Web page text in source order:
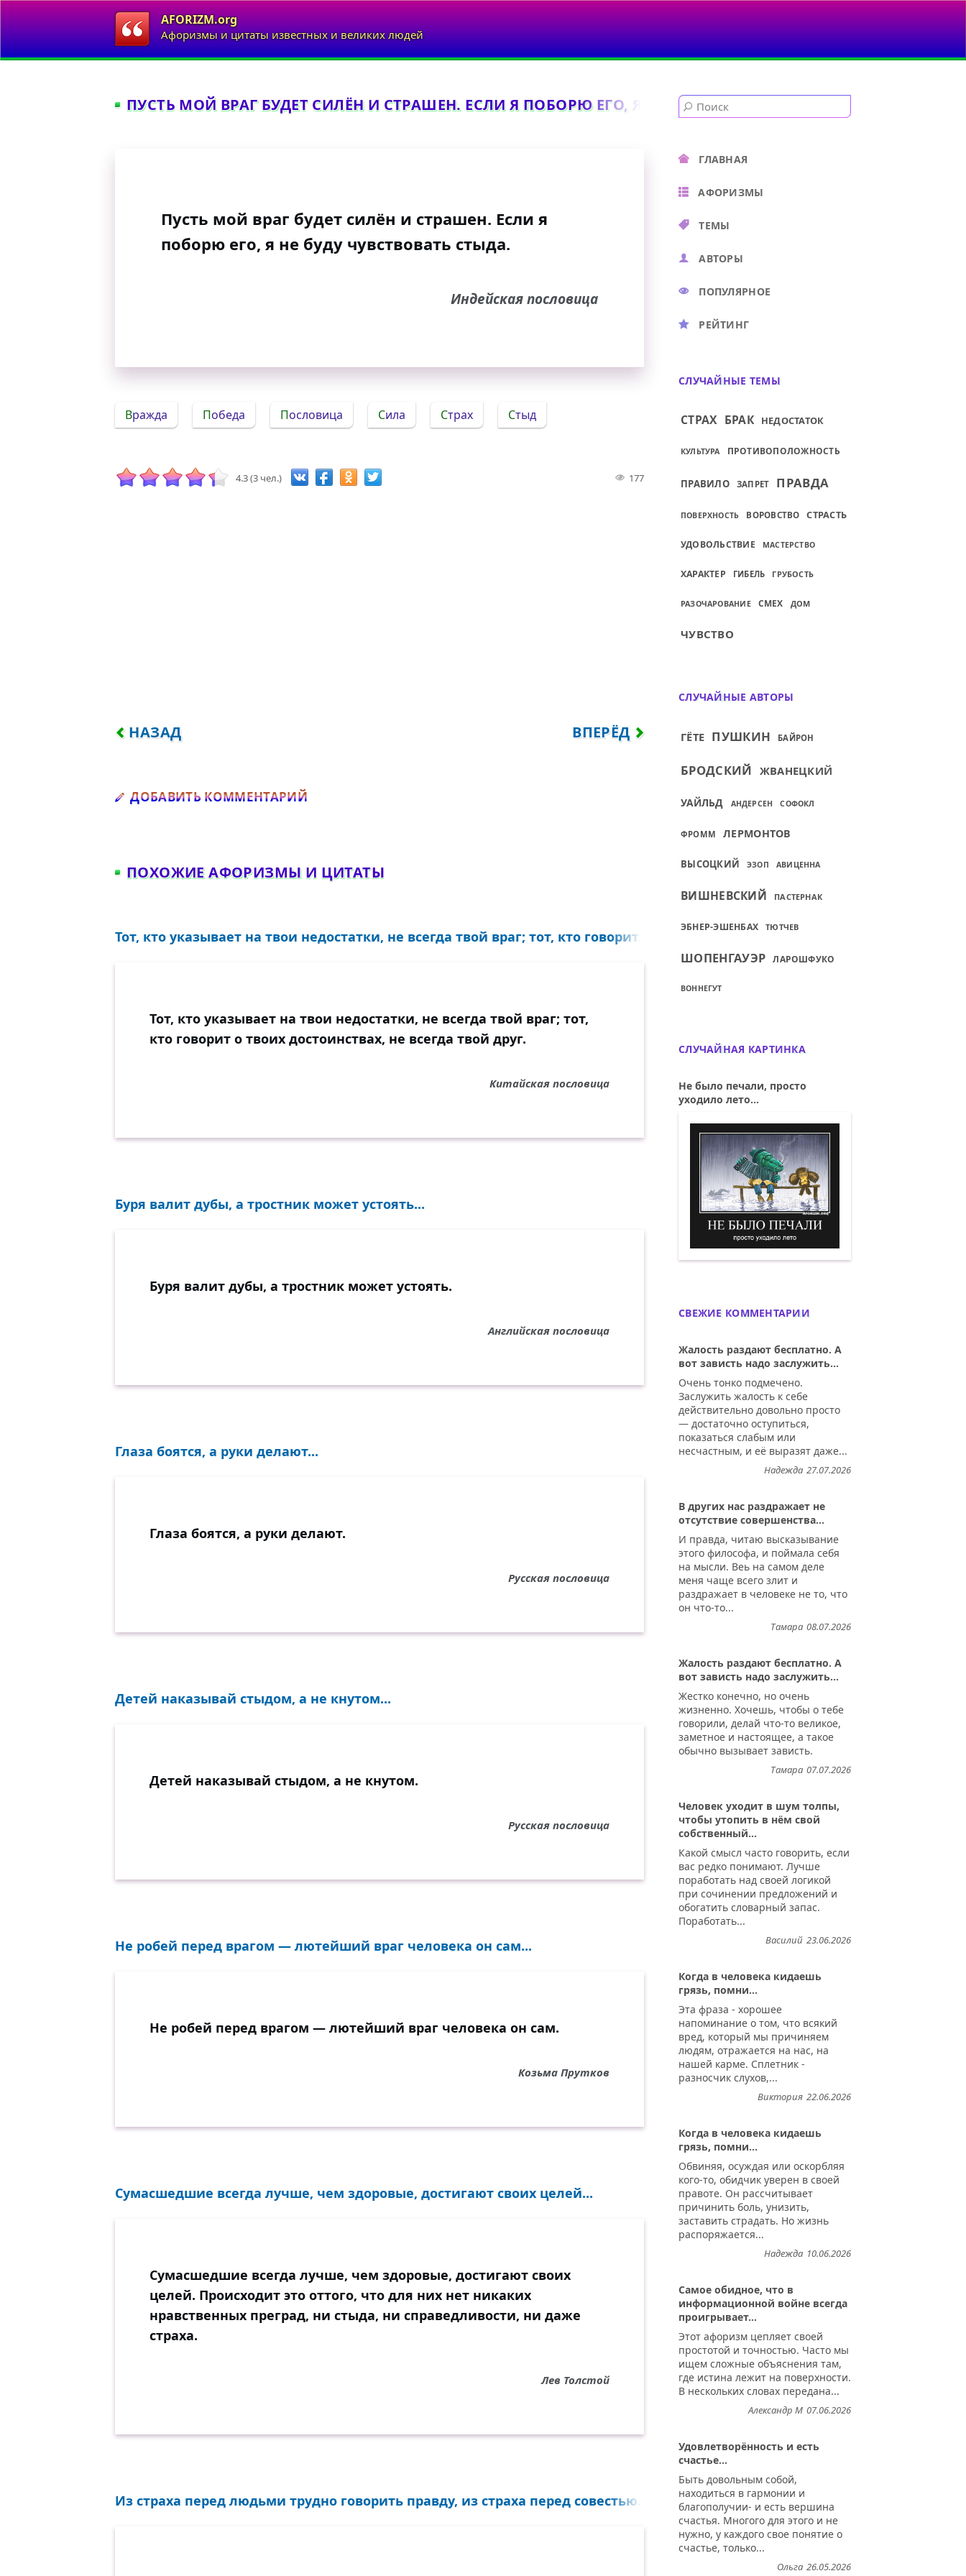
AFORIZM.org
Афоризмы и цитаты известных и великих людей
ПУСТЬ МОЙ ВРАГ БУДЕТ СИЛЁН И СТРАШЕН. ЕСЛИ Я ПОБОРЮ ЕГО, Я НЕ БУДУ...
Пусть мой враг будет силён и страшен. Если я
поборю его, я не буду чувствовать стыда.
Индейская пословица
Вражда Победа Пословица Сила Страх Стыд
4.3 (3 чел.) 177
ПРЕДЫДУЩИЙ: НЕ ПРОТИВОРЕЧАТ ОБЫЧНО ТЕМ, КОГО БОЛЬШЕ ВСЕГО ЛЮБЯТ, И ТЕМ, КОГО...
НАЗАД СЛЕДУЮЩИЙ: СКОЛЬКО ЖЕ НУЖНО МУДРОСТИ,
ВПЕРЁД
ДОБАВИТЬ КОММЕНТАРИЙ
ПОХОЖИЕ АФОРИЗМЫ И ЦИТАТЫ
Тот, кто указывает на твои недостатки, не всегда твой враг; тот, кто говорит...
Тот, кто указывает на твои недостатки, не всегда твой враг; тот,
кто говорит о твоих достоинствах, не всегда твой друг.
Китайская пословица
Буря валит дубы, а тростник может устоять...
Буря валит дубы, а тростник может устоять.
Английская пословица
Глаза боятся, а руки делают...
Глаза боятся, а руки делают.
Русская пословица
Детей наказывай стыдом, а не кнутом...
Детей наказывай стыдом, а не кнутом.
Русская пословица
Не робей перед врагом — лютейший враг человека он сам...
Не робей перед врагом — лютейший враг человека он сам.
Козьма Прутков
Сумасшедшие всегда лучше, чем здоровые, достигают своих целей...
Сумасшедшие всегда лучше, чем здоровые, достигают своих
целей. Происходит это оттого, что для них нет никаких
нравственных преград, ни стыда, ни справедливости, ни даже
страха.
Лев Толстой
Из страха перед людьми трудно говорить правду, из страха перед совестью...
ГЛАВНАЯ
АФОРИЗМЫ
ТЕМЫ
АВТОРЫ
ПОПУЛЯРНОЕ
РЕЙТИНГ
СЛУЧАЙНЫЕ ТЕМЫ
СТРАХ БРАК НЕДОСТАТОК
КУЛЬТУРА ПРОТИВОПОЛОЖНОСТЬ
ПРАВИЛО ЗАПРЕТ ПРАВДА
ПОВЕРХНОСТЬ ВОРОВСТВО СТРАСТЬ
УДОВОЛЬСТВИЕ МАСТЕРСТВО
ХАРАКТЕР ГИБЕЛЬ ГРУБОСТЬ
РАЗОЧАРОВАНИЕ СМЕХ ДОМ
ЧУВСТВО
СЛУЧАЙНЫЕ АВТОРЫ
ГЁТЕ ПУШКИН БАЙРОН
БРОДСКИЙ ЖВАНЕЦКИЙ
УАЙЛЬД АНДЕРСЕН СОФОКЛ
ФРОММ ЛЕРМОНТОВ
ВЫСОЦКИЙ ЭЗОП АВИЦЕННА
ВИШНЕВСКИЙ ПАСТЕРНАК
ЭБНЕР-ЭШЕНБАХ ТЮТЧЕВ
ШОПЕНГАУЭР ЛАРОШФУКО
ВОННЕГУТ
СЛУЧАЙНАЯ КАРТИНКА
Не было печали, просто
уходило лето...
Не было печали, просто уходило лето.
СВЕЖИЕ КОММЕНТАРИИ
Жалость раздают бесплатно. А
вот зависть надо заслужить...
Очень тонко подмечено.
Заслужить жалость к себе
действительно довольно просто
— достаточно оступиться,
показаться слабым или
несчастным, и её выразят даже...
27.07.2026
Надежда
В других нас раздражает не
отсутствие совершенства...
И правда, читаю высказывание
этого философа, и поймала себя
на мысли. Веь на самом деле
меня чаще всего злит и
раздражает в человеке не то, что
он что-то...
08.07.2026
Тамара
Жалость раздают бесплатно. А
вот зависть надо заслужить...
Жестко конечно, но очень
жизненно. Хочешь, чтобы о тебе
говорили, делай что-то великое,
заметное и настоящее, а такое
обычно вызывает зависть.
07.07.2026
Тамара
Человек уходит в шум толпы,
чтобы утопить в нём свой
собственный...
Какой смысл часто говорить, если
вас редко понимают. Лучше
поработать над своей логикой
при сочинении предложений и
обогатить словарный запас.
Поработать...
23.06.2026
Василий
Когда в человека кидаешь
грязь, помни...
Эта фраза - хорошее
напоминание о том, что всякий
вред, который мы причиняем
людям, отражается на нас, на
нашей карме. Сплетник -
разносчик слухов,...
22.06.2026
Виктория
Когда в человека кидаешь
грязь, помни...
Обвиняя, осуждая или оскорбляя
кого-то, обидчик уверен в своей
правоте. Он рассчитывает
причинить боль, унизить,
заставить страдать. Но жизнь
распоряжается...
10.06.2026
Надежда
Самое обидное, что в
информационной войне всегда
проигрывает...
Этот афоризм цепляет своей
простотой и точностью. Часто мы
ищем сложные объяснения там,
где истина лежит на поверхности.
В нескольких словах передана...
07.06.2026
Александр М
Удовлетворённость и есть
счастье...
Быть довольным собой,
находиться в гармонии и
благополучии- и есть вершина
счастья. Многого для этого и не
нужно, у каждого свое понятие о
счастье, только...
26.05.2026
Ольга